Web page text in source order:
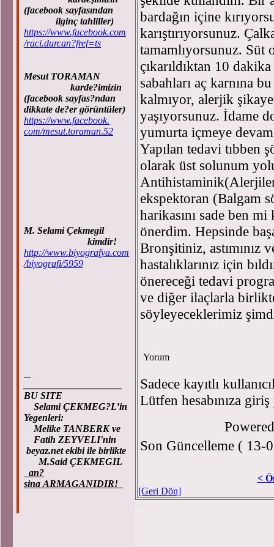
(facebook sayfasından
ilginç tahliller)
https://www.facebook.com
/raci.durcan?fref=ts
Mesut TORAMAN
karde?imizin
(facebook sayfas?ndan
dikkate de?er görüntüler)
https://www.facebook.
com/mesut.toraman.52
M. Selami Çekmegil
kimdir!
http://www.biyografya.com
/biyografi/5959
BU SITE
Selami ÇEKMEG?L’in
Yegenleri:
Melike TANBERK ve
Fatih ZEYVELI'nin
beyaz.net ekibi ile birlikte
M.Said ÇEKMEGIL
an?
sina ARMAGANIDIR!
bardağın içine
karıştırıyorsunuz.
tamamlıyorsunuz. Süt
çıkarıldıktan 10
sabahları aç karnına
kalmıyor, alerjik
yaşıyorsunuz. İdame
yumurta içmeye
Yapılan tedavi tıbben
olarak üst solunum
ekspektoran (Balgam
harikasını sade ben
önerdim. Hepsinde
Bronşitiniz, astımınız
hastalıklarınız için
önereceği tedavi
ve diğer ilaçlarla
söyleyeceklerimiz
Yorum
Sadece kayıtlı
Lütfen hesabınıza
Son Güncelleme ( 13-
<
[Geri Dön]